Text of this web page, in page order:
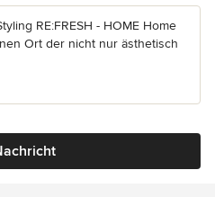
RE:FRESH - HOME Home
Ort der nicht nur ästhetisch